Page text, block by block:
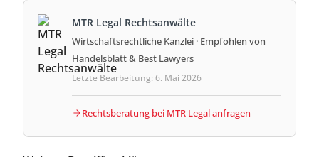
MTR Legal Rechtsanwälte
Wirtschaftsrechtliche Kanzlei · Empfohlen von
Handelsblatt & Best Lawyers
Letzte Bearbeitung: 6. Mai 2026
Rechtsberatung bei MTR Legal anfragen